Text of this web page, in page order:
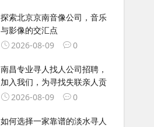
探索北京京南音像公司，音乐
与影像的交汇点
2026-08-09
0
南昌专业寻人找人公司招聘，
加入我们，为寻找失联亲人贡
2026-08-09
0
如何选择一家靠谱的淡水寻人